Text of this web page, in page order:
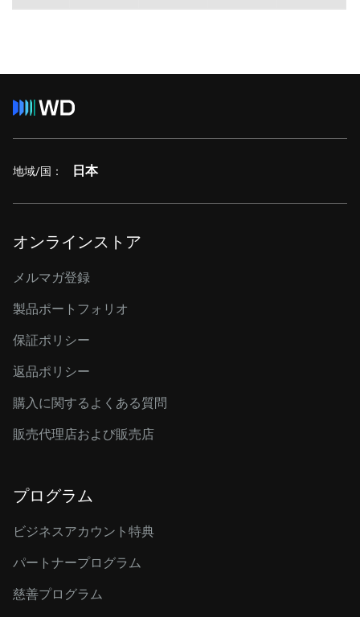
地域/国： 日本
オンラインストア
メルマガ登録
製品ポートフォリオ
保証ポリシー
返品ポリシー
購入に関するよくある質問
販売代理店および販売店
プログラム
ビジネスアカウント特典
パートナープログラム
慈善プログラム